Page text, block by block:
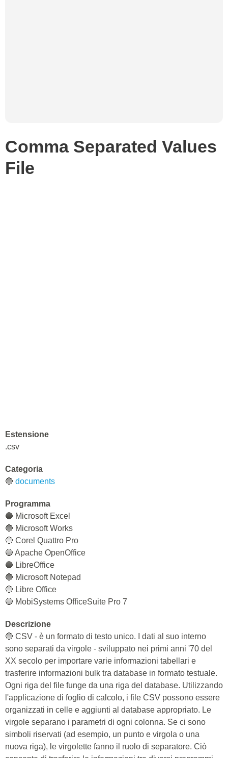
Comma Separated Values
File
Estensione
.csv
Categoria
🔵 documents
Programma
🔵 Microsoft Excel
🔵 Microsoft Works
🔵 Corel Quattro Pro
🔵 Apache OpenOffice
🔵 LibreOffice
🔵 Microsoft Notepad
🔵 Libre Office
🔵 MobiSystems OfficeSuite Pro 7
Descrizione
🔵 CSV - è un formato di testo unico. I dati al suo interno
sono separati da virgole - sviluppato nei primi anni '70 del
XX secolo per importare varie informazioni tabellari e
trasferire informazioni bulk tra database in formato testuale.
Ogni riga del file funge da una riga del database. Utilizzando
l'applicazione di foglio di calcolo, i file CSV possono essere
organizzati in celle e aggiunti al database appropriato. Le
virgole separano i parametri di ogni colonna. Se ci sono
simboli riservati (ad esempio, un punto e virgola o una
nuova riga), le virgolette fanno il ruolo di separatore. Ciò